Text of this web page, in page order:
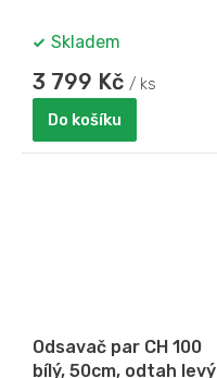
Skladem
3 799 Kč / ks
Do košíku
Odsavač par CH 100
bílý, 50cm, odtah levý